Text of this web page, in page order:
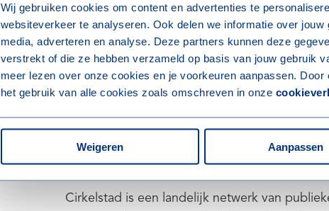
Wij gebruiken cookies om content en advertenties te
websiteverkeer te analyseren. Ook delen we informatie over
media, adverteren en analyse. Deze partners kunnen deze
verstrekt of die ze hebben verzameld op basis van jouw gebruik
meer lezen over onze cookies en je voorkeuren aanpassen.
het gebruik van alle cookies zoals omschreven in onze
Weigeren Aanpassen
– versterken we onze kennis en blijven we
– werken we samen met opdrachtgevers,
concrete oplossingen;
– dragen we actief bij aan projecten waarin
impact centraal staan.
Door deze samenwerking kunnen we
Cirkelstad is een landelijk netwerk van